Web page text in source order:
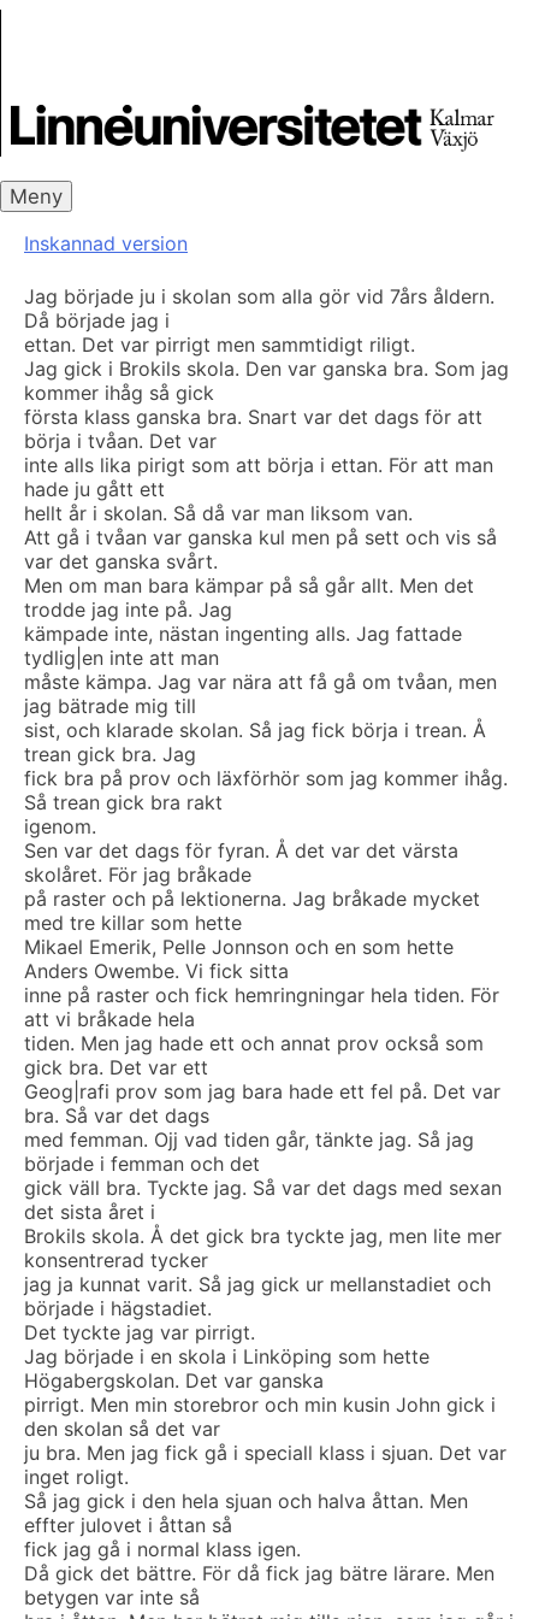
Meny
Inskannad version
Jag började ju i skolan som alla gör vid 7års åldern.
Då började jag i
ettan. Det var pirrigt men sammtidigt riligt.
Jag gick i Brokils skola. Den var ganska bra. Som jag
kommer ihåg så gick
första klass ganska bra. Snart var det dags för att
börja i tvåan. Det var
inte alls lika pirigt som att börja i ettan. För att man
hade ju gått ett
hellt år i skolan. Så då var man liksom van.
Att gå i tvåan var ganska kul men på sett och vis så
var det ganska svårt.
Men om man bara kämpar på så går allt. Men det
trodde jag inte på. Jag
kämpade inte, nästan ingenting alls. Jag fattade
tydlig|en inte att man
måste kämpa. Jag var nära att få gå om tvåan, men
jag bätrade mig till
sist, och klarade skolan. Så jag fick börja i trean. Å
trean gick bra. Jag
fick bra på prov och läxförhör som jag kommer ihåg.
Så trean gick bra rakt
igenom.
Sen var det dags för fyran. Å det var det värsta
skolåret. För jag bråkade
på raster och på lektionerna. Jag bråkade mycket
med tre killar som hette
Mikael Emerik, Pelle Jonnson och en som hette
Anders Owembe. Vi fick sitta
inne på raster och fick hemringningar hela tiden. För
att vi bråkade hela
tiden. Men jag hade ett och annat prov också som
gick bra. Det var ett
Geog|rafi prov som jag bara hade ett fel på. Det var
bra. Så var det dags
med femman. Ojj vad tiden går, tänkte jag. Så jag
började i femman och det
gick väll bra. Tyckte jag. Så var det dags med sexan
det sista året i
Brokils skola. Å det gick bra tyckte jag, men lite mer
konsentrerad tycker
jag ja kunnat varit. Så jag gick ur mellanstadiet och
började i hägstadiet.
Det tyckte jag var pirrigt.
Jag började i en skola i Linköping som hette
Högabergskolan. Det var ganska
pirrigt. Men min storebror och min kusin John gick i
den skolan så det var
ju bra. Men jag fick gå i speciall klass i sjuan. Det var
inget roligt.
Så jag gick i den hela sjuan och halva åttan. Men
effter julovet i åttan så
fick jag gå i normal klass igen.
Då gick det bättre. För då fick jag bätre lärare. Men
betygen var inte så